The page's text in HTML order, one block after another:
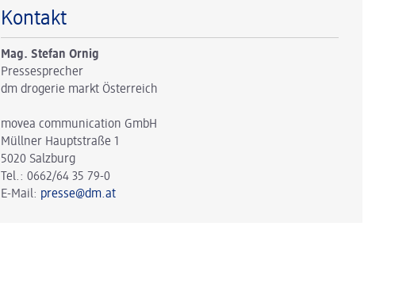
Kontakt
Mag. Stefan Ornig
Pressesprecher
dm drogerie markt Österreich
movea communication GmbH
Müllner Hauptstraße 1
5020 Salzburg
Tel.: 0662/64 35 79-0
E-Mail: presse@dm.at